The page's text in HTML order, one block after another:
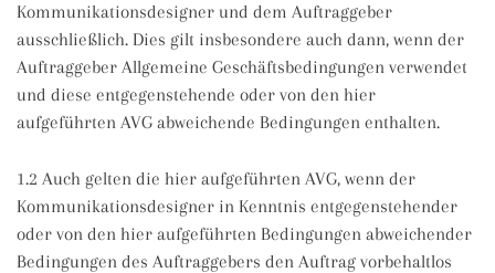
Kommunikationsdesigner und dem Auftraggeber
ausschließlich. Dies gilt insbesondere auch dann, wenn der
Auftraggeber Allgemeine Geschäftsbedingungen verwendet
und diese entgegenstehende oder von den hier
aufgeführten AVG abweichende Bedingungen enthalten.
1.2 Auch gelten die hier aufgeführten AVG, wenn der
Kommunikationsdesigner in Kenntnis entgegenstehender
oder von den hier aufgeführten Bedingungen abweichender
Bedingungen des Auftraggebers den Auftrag vorbehaltlos